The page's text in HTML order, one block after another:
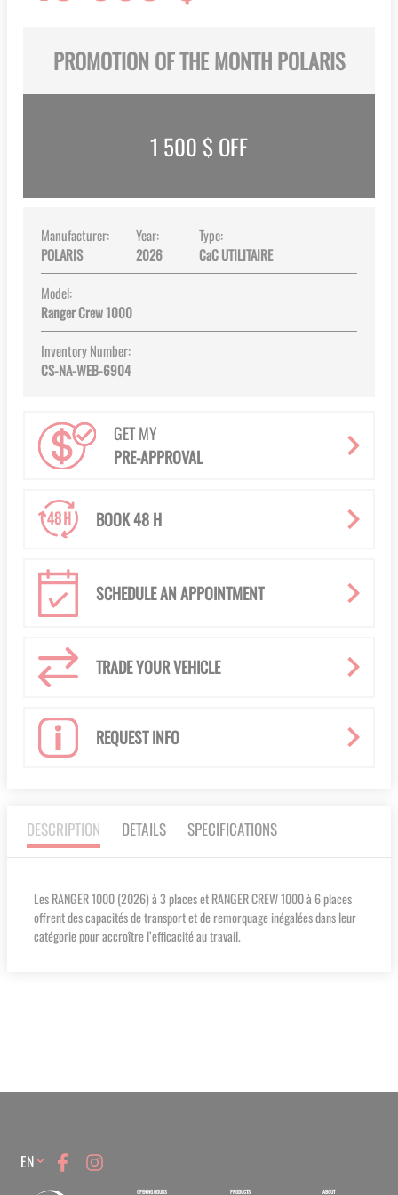
PROMOTION OF THE MONTH POLARIS
1 500 $ OFF
Manufacturer:
POLARIS
Year:
2026
Type:
CaC UTILITAIRE
Model:
Ranger Crew 1000
Inventory Number:
CS-NA-WEB-6904
GET MY
PRE-APPROVAL
BOOK 48 H
SCHEDULE AN APPOINTMENT
TRADE YOUR VEHICLE
REQUEST INFO
DESCRIPTION DETAILS SPECIFICATIONS
Les RANGER 1000 (2026) à 3 places et RANGER CREW 1000 à 6 places
offrent des capacités de transport et de remorquage inégalées dans leur
catégorie pour accroître l’efficacité au travail.
Language
EN
OPENING HOURS ABOUT
PRODUCTS